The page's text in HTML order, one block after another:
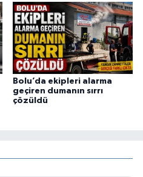
Bolu’da ekipleri alarma
geçiren dumanın sırrı
çözüldü